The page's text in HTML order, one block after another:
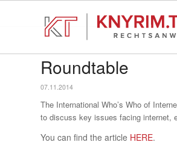
Roundtable
07.11.2014
The International Who’s Who of
to discuss key issues facing internet,
You can find the article HERE.